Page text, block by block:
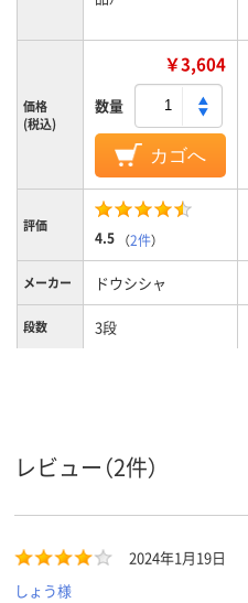
価格
(税込)
￥3,604
数量
カゴへ
評価
4.5 （2件）
メーカー ドウシシャ
段数 3段
商品区分
ラック（セット品／
レビュー（2件）
2024年1月19日
しょう様